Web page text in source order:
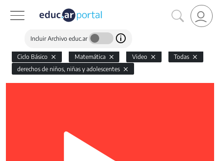
Incluir Archivo educ.ar
Ciclo Básico Matemática Video
Todas
derechos de niños, niñas y adolescentes